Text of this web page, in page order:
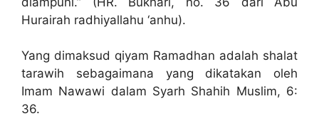
Hurairah radhiyallahu ‘anhu).
Yang dimaksud qiyam Ramadhan adalah shalat
tarawih sebagaimana yang dikatakan oleh
Imam Nawawi dalam Syarh Shahih Muslim, 6:
36.